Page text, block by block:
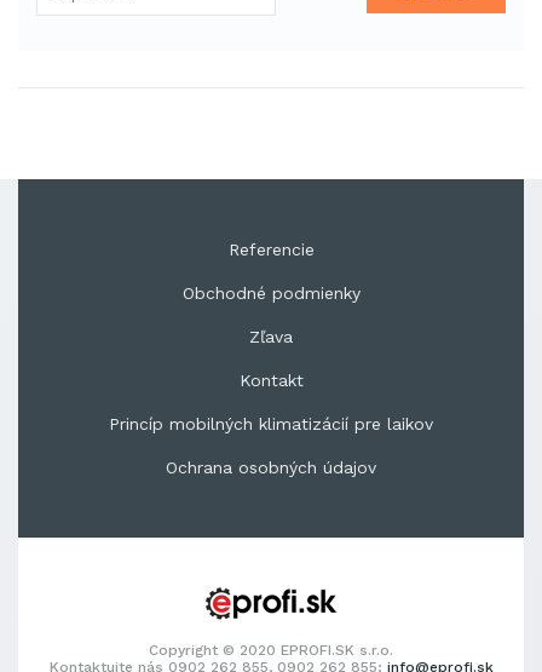
Referencie
Obchodné podmienky
Zľava
Kontakt
Princíp mobilných klimatizácií pre laikov
Ochrana osobných údajov
Copyright © 2020 EPROFI.SK s.r.o.
Kontaktujte nás 0902 262 855, 0902 262 855; info@eprofi.sk